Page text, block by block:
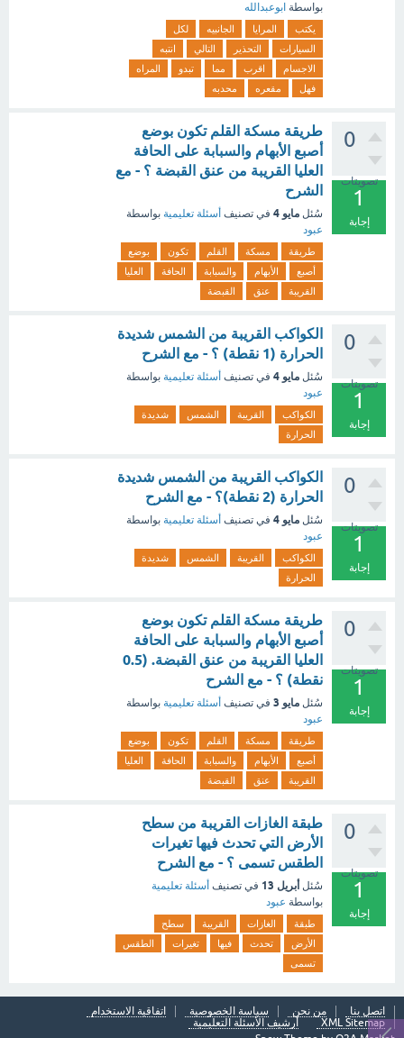
بواسطة ابوعبدالله
يكتب المرايا الجانبيه
لكل
السيارات
التحذير التالي
انتبه
الاجسام
اقرب مما تبدو
المراه
فهل
مقعره محدبه
0
تصويتات
1
إجابة
طريقة مسكة القلم تكون بوضع
أصبع الأبهام والسبابة على الحافة
العليا القريبة من عنق القبضة ؟ - مع
الشرح
سُئل مايو 4 في تصنيف أسئلة تعليمية بواسطة
عبود
طريقة مسكة القلم تكون
بوضع
أصبع
الأبهام والسبابة الحافة
العليا
القريبة
عنق القبضة
0
تصويتات
1
إجابة
الكواكب القريبة من الشمس شديدة
الحرارة (1 نقطة) ؟ - مع الشرح
سُئل مايو 4 في تصنيف أسئلة تعليمية بواسطة
عبود
الكواكب القريبة الشمس
شديدة
الحرارة
0
تصويتات
1
إجابة
الكواكب القريبة من الشمس شديدة
الحرارة (2 نقطة)؟ - مع الشرح
سُئل مايو 4 في تصنيف أسئلة تعليمية بواسطة
عبود
الكواكب القريبة الشمس
شديدة
الحرارة
0
تصويتات
1
إجابة
طريقة مسكة القلم تكون بوضع
أصبع الأبهام والسبابة على الحافة
العليا القريبة من عنق القبضة. (0.5
نقطة) ؟ - مع الشرح
سُئل مايو 3 في تصنيف أسئلة تعليمية بواسطة
عبود
طريقة مسكة القلم تكون
بوضع
أصبع
الأبهام والسبابة الحافة
العليا
القريبة
عنق القبضة
0
تصويتات
1
إجابة
طبقة الغازات القريبة من سطح
الأرض التي تحدث فيها تغيرات
الطقس تسمى ؟ - مع الشرح
سُئل أبريل 13 في تصنيف أسئلة تعليمية
بواسطة عبود
طبقة الغازات القريبة
سطح
الأرض
تحدث فيها تغيرات
الطقس
تسمى
اتصل بنا من نحن سياسة الخصوصية
اتفاقية الاستخدام
XML Sitemap
أرشيف الأسئلة التعليمية